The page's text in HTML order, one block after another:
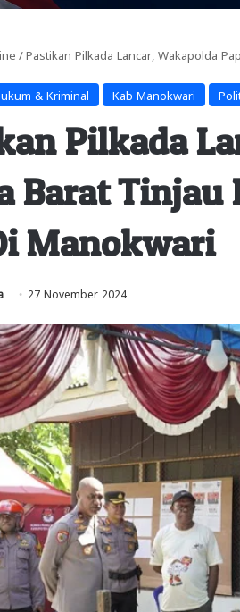
/ Pastikan Pilkada Lancar, Wakapolda
& Kriminal Kab Manokwari
Pilkada
Barat Tinjau
Manokwari
27 November 2024